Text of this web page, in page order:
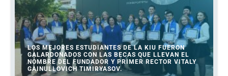
LOS MEJORES ESTUDIANTES DE LA KIU FUERON
GALARDONADOS CON LAS BECAS QUE LLEVAN EL
NOMBRE DEL FUNDADOR Y PRIMER RECTOR VITALY
GAINULLOVICH TIMIRYASOV.